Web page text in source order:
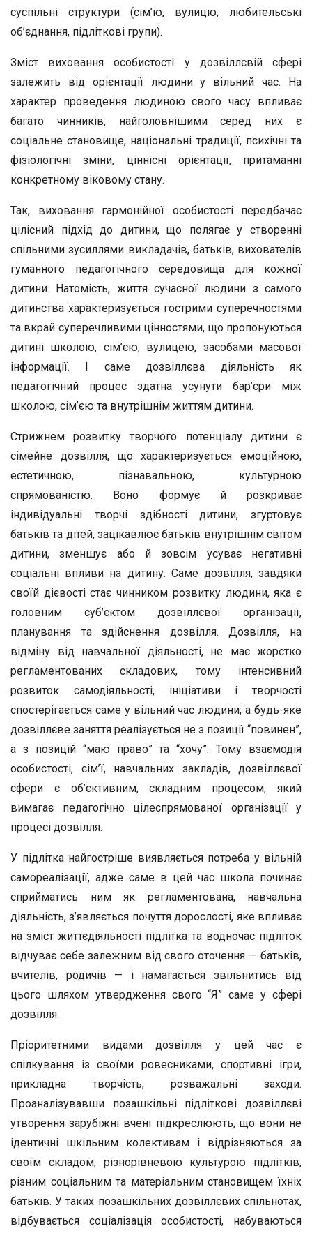
суспільні структури (сім’ю, вулицю, любительські
об’єднання, підліткові групи).
Зміст виховання особистості у дозвіллєвій сфері
залежить від орієнтації людини у вільний час. На
характер проведення людиною свого часу впливає
багато чинників, найголовнішими серед них є
соціальне становище, національні традиції, психічні та
фізіологічні зміни, ціннісні орієнтації, притаманні
конкретному віковому стану.
Так, виховання гармонійної особистості передбачає
цілісний підхід до дитини, що полягає у створенні
спільними зусиллями викладачів, батьків, вихователів
гуманного педагогічного середовища для кожної
дитини. Натомість, життя сучасної людини з самого
дитинства характеризується гострими суперечностями
та вкрай суперечливими цінностями, що пропонуються
дитині школою, сім’єю, вулицею, засобами масової
інформації. І саме дозвіллєва діяльність як
педагогічний процес здатна усунути бар’єри між
школою, сім’єю та внутрішнім життям дитини.
Стрижнем розвитку творчого потенціалу дитини є
сімейне дозвілля, що характеризується емоційною,
естетичною, пізнавальною, культурною
спрямованістю. Воно формує й розкриває
індивідуальні творчі здібності дитини, згуртовує
батьків та дітей, зацікавлює батьків внутрішнім світом
дитини, зменшує або й зовсім усуває негативні
соціальні впливи на дитину. Саме дозвілля, завдяки
своїй дієвості стає чинником розвитку людини, яка є
головним суб’єктом дозвіллєвої організації,
планування та здійснення дозвілля. Дозвілля, на
відміну від навчальної діяльності, не має жорстко
регламентованих складових, тому інтенсивний
розвиток самодіяльності, ініціативи і творчості
спостерігається саме у вільний час людини; а будь-яке
дозвіллєве заняття реалізується не з позиції “повинен”,
а з позицій “маю право” та “хочу”. Тому взаємодія
особистості, сім’ї, навчальних закладів, дозвіллєвої
сфери є об’єктивним, складним процесом, який
вимагає педагогічно цілеспрямованої організації у
процесі дозвілля.
У підлітка найгостріше виявляється потреба у вільній
самореалізації, адже саме в цей час школа починає
сприйматись ним як регламентована, навчальна
діяльність, з’являється почуття дорослості, яке впливає
на зміст життєдіяльності підлітка та водночас підліток
відчуває себе залежним від свого оточення — батьків,
вчителів, родичів — і намагається звільнитись від
цього шляхом утвердження свого “Я” саме у сфері
дозвілля.
Пріоритетними видами дозвілля у цей час є
спілкування із своїми ровесниками, спортивні ігри,
прикладна творчість, розважальні заходи.
Проаналізувавши позашкільні підліткові дозвіллєві
утворення зарубіжні вчені підкреслюють, що вони не
ідентичні шкільним колективам і відрізняються за
своїм складом, різнорівневою культурою підлітків,
різним соціальним та матеріальним становищем їхніх
батьків. У таких позашкільних дозвіллєвих спільнотах,
відбувається соціалізація особистості, набуваються